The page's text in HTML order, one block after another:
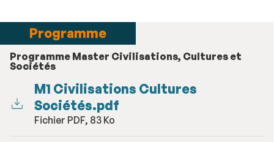
Programme
Programme Master Civilisations, Cultures et
Sociétés
M1 Civilisations Cultures
Sociétés.pdf
Fichier PDF, 83 Ko